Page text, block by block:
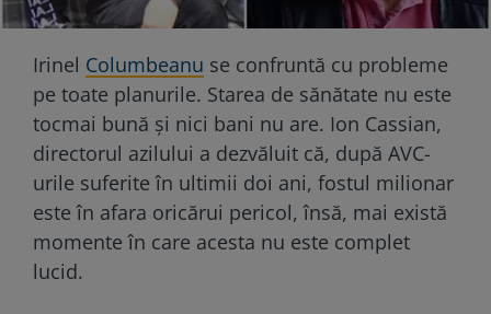
Irinel Columbeanu se confruntă cu probleme
pe toate planurile. Starea de sănătate nu este
tocmai bună și nici bani nu are. Ion Cassian,
directorul azilului a dezvăluit că, după AVC-
urile suferite în ultimii doi ani, fostul milionar
este în afara oricărui pericol, însă, mai există
momente în care acesta nu este complet
lucid.